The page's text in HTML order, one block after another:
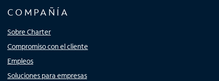
COMPAÑÍA
Sobre Charter
Compromiso con el cliente
Empleos
Soluciones para empresas